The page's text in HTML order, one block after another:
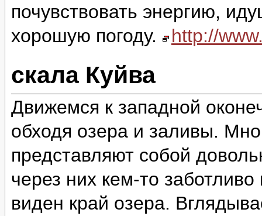
почувствовать энергию,
хорошую погоду.
http://
скала Куйва
Движемся к западной
обходя озера и заливы.
представляют собой
через них кем-то
виден край озера.